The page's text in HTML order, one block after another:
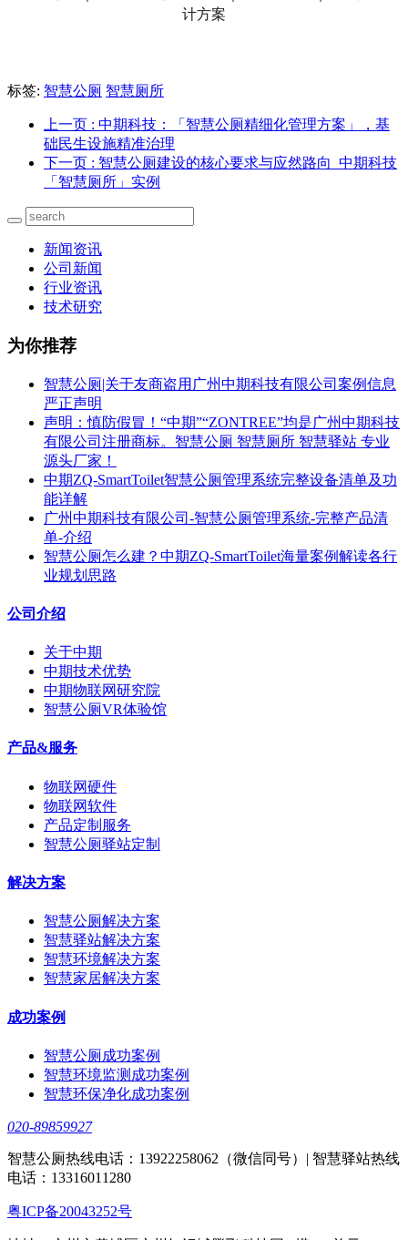
标签: 智慧公厕 智慧厕所
上一页 : 中期科技：「智慧公厕精细化管理方案」，基
础民生设施精准治理
下一页 : 智慧公厕建设的核心要求与应然路向_中期科技
「智慧厕所」实例
新闻资讯
公司新闻
行业资讯
技术研究
为你推荐
智慧公厕|关于友商盗用广州中期科技有限公司案例信息
严正声明
声明：慎防假冒！“中期”“ZONTREE”均是广州中期科技
有限公司注册商标。智慧公厕 智慧厕所 智慧驿站 专业
源头厂家！
中期ZQ-SmartToilet智慧公厕管理系统完整设备清单及功
能详解
广州中期科技有限公司-智慧公厕管理系统-完整产品清
单-介绍
智慧公厕怎么建？中期ZQ-SmartToilet海量案例解读各行
业规划思路
公司介绍
关于中期
中期技术优势
中期物联网研究院
智慧公厕VR体验馆
产品&服务
物联网硬件
物联网软件
产品定制服务
智慧公厕驿站定制
解决方案
智慧公厕解决方案
智慧驿站解决方案
智慧环境解决方案
智慧家居解决方案
成功案例
智慧公厕成功案例
智慧环境监测成功案例
智慧环保净化成功案例
020-89859927
智慧公厕热线电话：13922258062（微信同号）| 智慧驿站热线
电话：13316011280
粤ICP备20043252号